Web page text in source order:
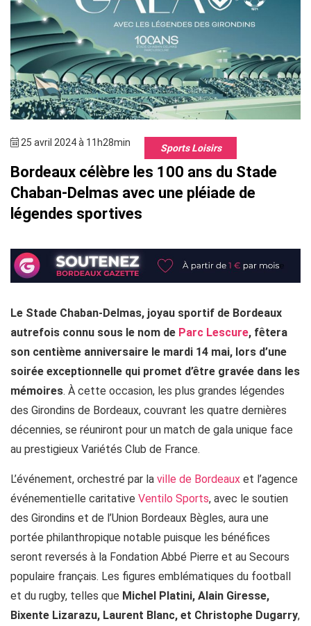
25 avril 2024 à 11h28min Sports Loisirs
Bordeaux célèbre les 100 ans du Stade
Chaban-Delmas avec une pléiade de
légendes sportives
Le Stade Chaban-Delmas, joyau sportif de Bordeaux
autrefois connu sous le nom de Parc Lescure, fêtera
son centième anniversaire le mardi 14 mai, lors d’une
soirée exceptionnelle qui promet d’être gravée dans les
mémoires. À cette occasion, les plus grandes légendes
des Girondins de Bordeaux, couvrant les quatre dernières
décennies, se réuniront pour un match de gala unique face
au prestigieux Variétés Club de France.
L’événement, orchestré par la ville de Bordeaux et l’agence
événementielle caritative Ventilo Sports, avec le soutien
des Girondins et de l’Union Bordeaux Bègles, aura une
portée philanthropique notable puisque les bénéfices
seront reversés à la Fondation Abbé Pierre et au Secours
populaire français. Les figures emblématiques du football
et du rugby, telles que Michel Platini, Alain Giresse,
Bixente Lizarazu, Laurent Blanc, et Christophe Dugarry,